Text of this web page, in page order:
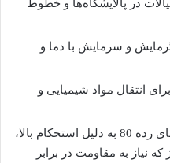
در پالایشگاه‌ها و خطوط
و سرمایش با دما و
انتقال مواد شیمیایی و
: لوله‌های رده 80 به دلیل استحکام بالا،
نیاز به مقاومت در برابر